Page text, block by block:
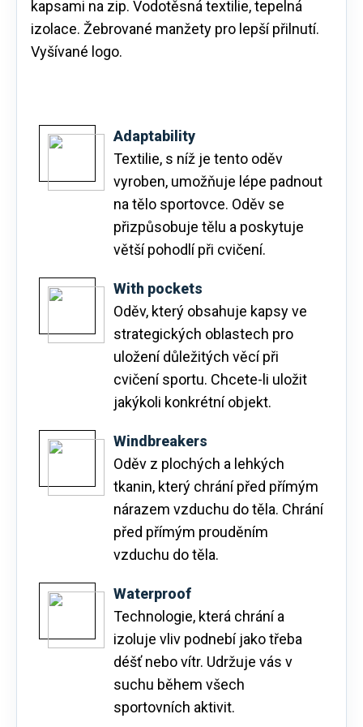
kapsami na zip. Vodotěsná textilie, tepelná
izolace. Žebrované manžety pro lepší přilnutí.
Vyšívané logo.
Adaptability
Textilie, s níž je tento oděv
vyroben, umožňuje lépe padnout
na tělo sportovce. Oděv se
přizpůsobuje tělu a poskytuje
větší pohodlí při cvičení.
With pockets
Oděv, který obsahuje kapsy ve
strategických oblastech pro
uložení důležitých věcí při
cvičení sportu. Chcete-li uložit
jakýkoli konkrétní objekt.
Windbreakers
Oděv z plochých a lehkých
tkanin, který chrání před přímým
nárazem vzduchu do těla. Chrání
před přímým prouděním
vzduchu do těla.
Waterproof
Technologie, která chrání a
izoluje vliv podnebí jako třeba
déšť nebo vítr. Udržuje vás v
suchu během všech
sportovních aktivit.